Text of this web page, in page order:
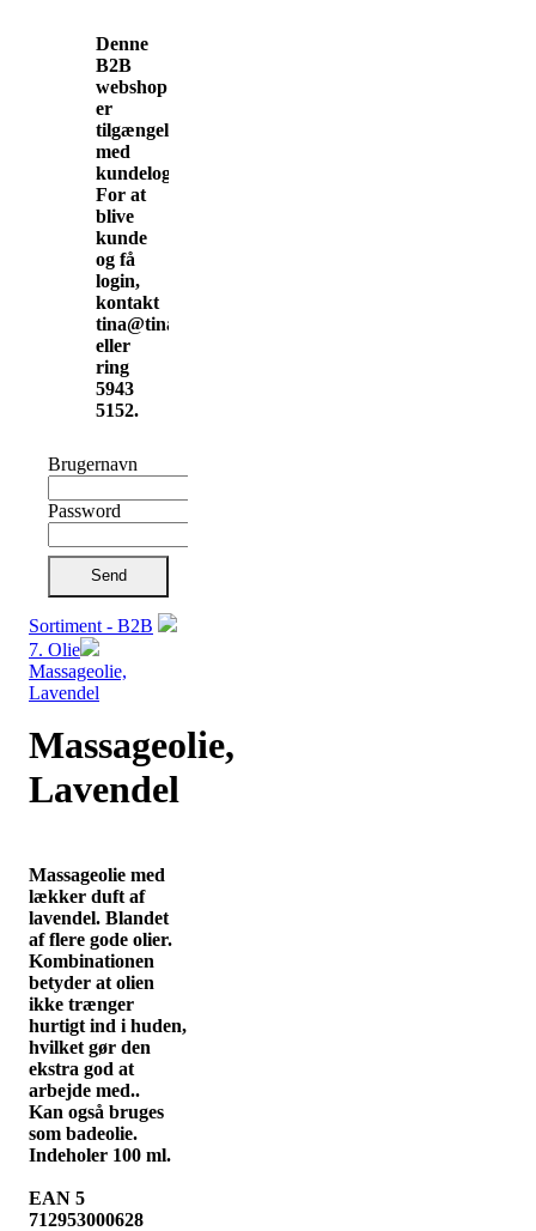
Denne
B2B
webshop
er
tilgængelig
med
kundelogin.
For at
blive
kunde
og få
login,
kontakt
tina@tinamunkholm.dk
eller
ring
5943
5152.
Brugernavn
Password
Send
Sortiment - B2B
7. Olie
Massageolie,
Lavendel
Massageolie,
Lavendel
Massageolie med
lækker duft af
lavendel. Blandet
af flere gode olier.
Kombinationen
betyder at olien
ikke trænger
hurtigt ind i huden,
hvilket gør den
ekstra god at
arbejde med..
Kan også bruges
som badeolie.
Indeholer 100 ml.
EAN 5
712953000628